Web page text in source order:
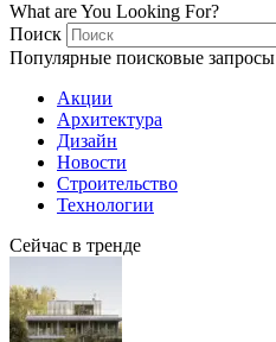
What are You Looking For?
Поиск
Популярные поисковые запросы
Акции
Архитектура
Дизайн
Новости
Строительство
Технологии
Сейчас в тренде